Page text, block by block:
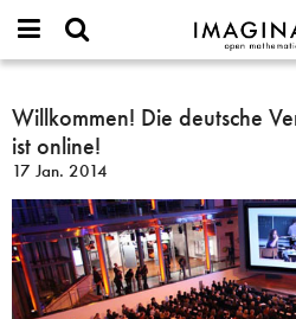
IMAGINARY
open
Türkçe
Filme
Texte
or
username
*
Passwort
*
Neues
Neues Passwort
Suche
Willkommen!
Die
deutsche
Version
von
IMAGINARY
ist
online!
Willkommen! Die deutsche
ist online!
17 Jan. 2014